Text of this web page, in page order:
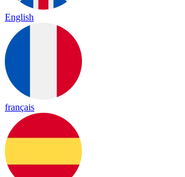
English
français